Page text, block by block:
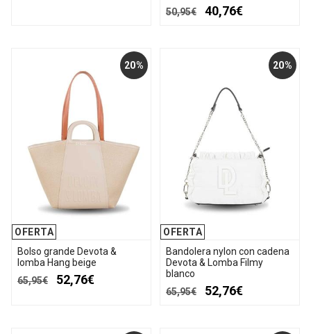
50,95€
40,76€
20%
OFERTA
Bolso grande Devota &
lomba Hang beige
65,95€
52,76€
20%
OFERTA
Bandolera nylon con cadena
Devota & Lomba Filmy
blanco
65,95€
52,76€